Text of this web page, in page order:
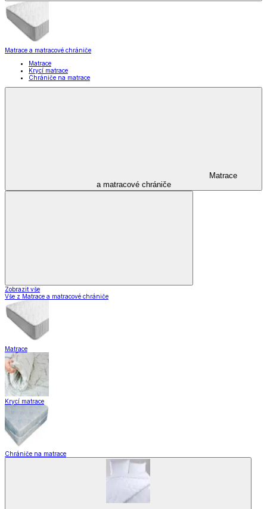
Matrace a matracové chrániče
Matrace
Krycí matrace
Chrániče na matrace
Matrace
a matracové chrániče
Zobrazit vše
Vše z Matrace a matracové chrániče
Matrace
Krycí matrace
Chrániče na matrace